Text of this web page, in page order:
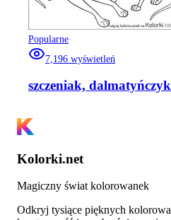
Popularne
7,196 wyświetleń
szczeniak,
Kolorki.net
Magiczny świat kolorowanek
Odkryj tysiące pięknych